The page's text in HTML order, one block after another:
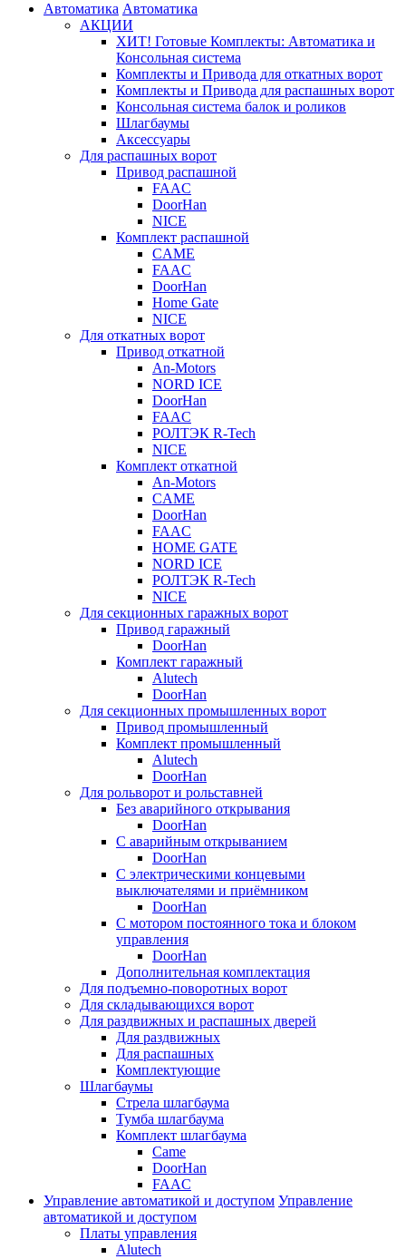
Автоматика Автоматика
АКЦИИ
ХИТ! Готовые Комплекты: Автоматика и
Консольная система
Комплекты и Привода для откатных ворот
Комплекты и Привода для распашных ворот
Консольная система балок и роликов
Шлагбаумы
Аксессуары
Для распашных ворот
Привод распашной
FAAC
DoorHan
NICE
Комплект распашной
CAME
FAAC
DoorHan
Home Gate
NICE
Для откатных ворот
Привод откатной
An-Motors
NORD ICE
DoorHan
FAAC
РОЛТЭК R-Tech
NICE
Комплект откатной
An-Motors
CAME
DoorHan
FAAC
HOME GATE
NORD ICE
РОЛТЭК R-Tech
NICE
Для секционных гаражных ворот
Привод гаражный
DoorHan
Комплект гаражный
Alutech
DoorHan
Для секционных промышленных ворот
Привод промышленный
Комплект промышленный
Alutech
DoorHan
Для рольворот и рольставней
Без аварийного открывания
DoorHan
С аварийным открыванием
DoorHan
С электрическими концевыми
выключателями и приёмником
DoorHan
С мотором постоянного тока и блоком
управления
DoorHan
Дополнительная комплектация
Для подъемно-поворотных ворот
Для складывающихся ворот
Для раздвижных и распашных дверей
Для раздвижных
Для распашных
Комплектующие
Шлагбаумы
Стрела шлагбаума
Тумба шлагбаума
Комплект шлагбаума
Came
DoorHan
FAAC
Управление автоматикой и доступом Управление
автоматикой и доступом
Платы управления
Alutech